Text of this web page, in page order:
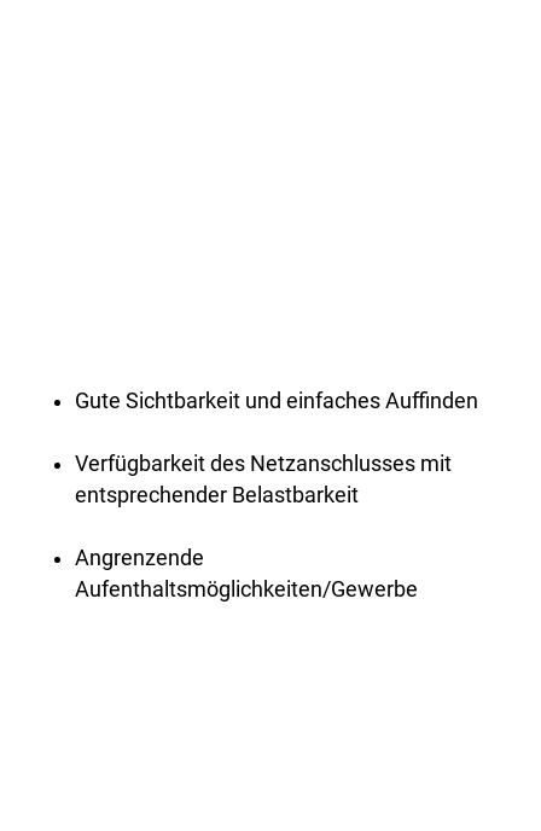
Gute Sichtbarkeit und einfaches Auffinden
Verfügbarkeit des Netzanschlusses mit
entsprechender Belastbarkeit
Angrenzende
Aufenthaltsmöglichkeiten/Gewerbe